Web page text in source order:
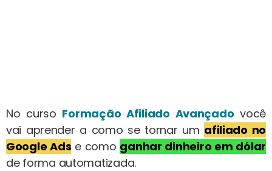
No curso Formação Afiliado Avançado você
vai aprender a como se tornar um afiliado no
Google Ads e como ganhar dinheiro em dólar
de forma automatizada.